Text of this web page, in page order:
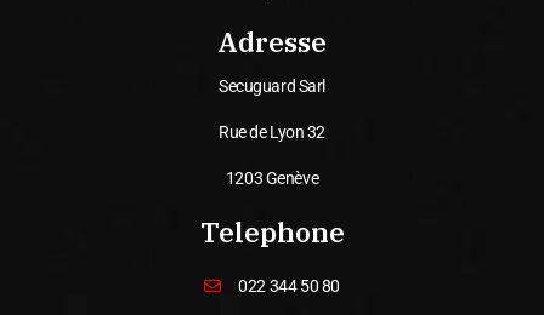
Adresse
Secuguard Sarl
Rue de Lyon 32
1203 Genève
Telephone
022 344 50 80